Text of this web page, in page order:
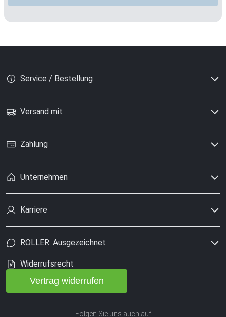
Service / Bestellung
Versand mit
Zahlung
Unternehmen
Karriere
ROLLER: Ausgezeichnet
Widerrufsrecht
Vertrag widerrufen
Folgen Sie uns auch auf